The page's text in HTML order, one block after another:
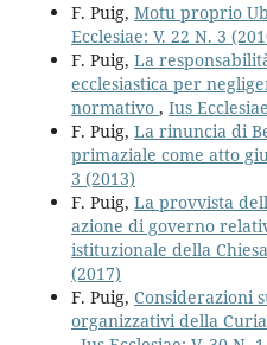
F. Puig, Motu proprio
Ecclesiae: V. 22 N. 3
F. Puig, La
ecclesiastica per
normativo , Ius
F. Puig, La rinuncia di
primaziale come atto
3 (2013)
F. Puig, La provvista
azione di governo
istituzionale della Chiesa
(2017)
F. Puig, Considerazioni
organizzativi della